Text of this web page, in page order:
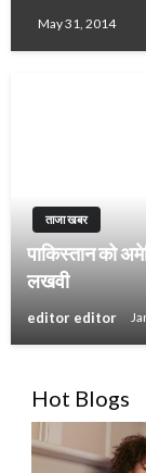
May 31, 2014
ताजा खबर
पाकिस्तान को
लखवी
editor editor
Hot Blogs